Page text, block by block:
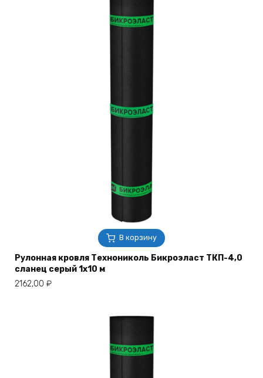
В корзину
Рулонная кровля Технониколь Бикроэласт ТКП-4,0
сланец серый 1х10 м
2162,00 ₽